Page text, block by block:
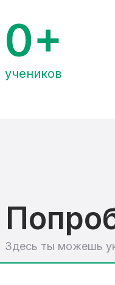
0+
учеников
Здесь ты можешь